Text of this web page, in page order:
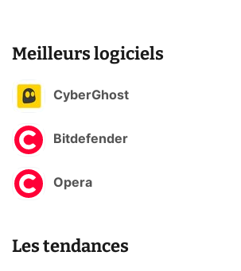
Meilleurs logiciels
CyberGhost
Bitdefender
Opera
Les tendances